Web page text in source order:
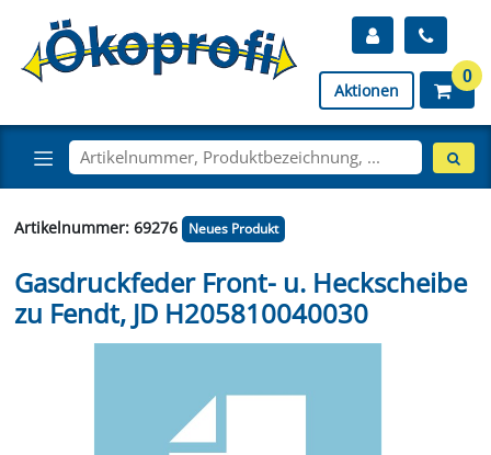
Aktionen
0
Artikelnummer: 69276 Neues Produkt
Gasdruckfeder Front- u. Heckscheibe
zu Fendt, JD H205810040030